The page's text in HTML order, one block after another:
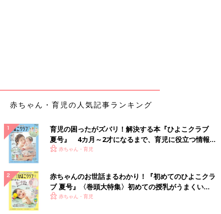
赤ちゃん・育児の人気記事ランキング
育児の困ったがズバリ！解決する本『ひよこクラブ
夏号』 4カ月～2才になるまで、育児に役立つ情報が
いっぱい！
赤ちゃん・育児
赤ちゃんのお世話まるわかり！『初めてのひよこクラ
ブ 夏号』〈巻頭大特集〉初めての授乳がうまくい
く！ おっぱい・ミルクの基本と夏のトラブル 解決テ
赤ちゃん・育児